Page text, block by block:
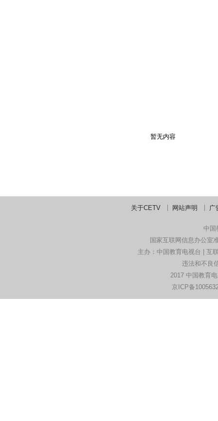
暂无内容
关于CETV 网站声明 广
中国
国家互联网信息办公室
主办：中国教育电视台 | 互
违法和不良
2017 中国教育
京ICP备